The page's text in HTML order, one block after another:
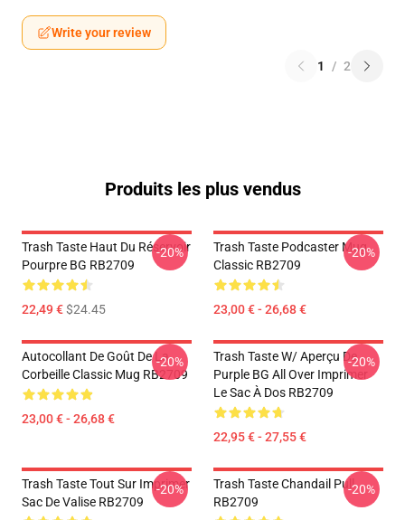
Write your review
1 / 2
Produits les plus vendus
Trash Taste Haut Du Réservoir
Pourpre BG RB2709
22,49 €$24.45
-20%
Trash Taste Podcaster Mug
Classic RB2709
23,00 € - 26,68 €
-20%
Autocollant De Goût De La
Corbeille Classic Mug RB2709
23,00 € - 26,68 €
-20%
Trash Taste W/ Aperçu De
Purple BG All Over Imprimer
Le Sac À Dos RB2709
22,95 € - 27,55 €
-20%
Trash Taste Tout Sur Imprimer
Sac De Valise RB2709
-20%
Trash Taste Chandail Pull
RB2709
-20%